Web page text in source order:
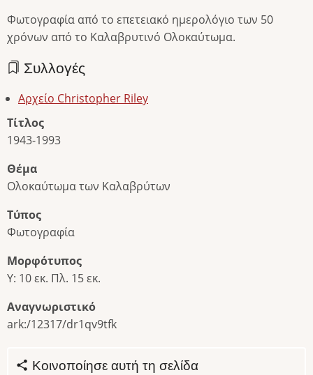
Φωτογραφία από το επετειακό ημερολόγιο των 50
χρόνων από το Καλαβρυτινό Ολοκαύτωμα.
Συλλογές
Αρχείο Christopher Riley
Τίτλος
1943-1993
Θέμα
Ολοκαύτωμα των Καλαβρύτων
Τύπος
Φωτογραφία
Μορφότυπος
Υ: 10 εκ. Πλ. 15 εκ.
Αναγνωριστικό
ark:/12317/dr1qv9tfk
Κοινοποίησε αυτή τη σελίδα